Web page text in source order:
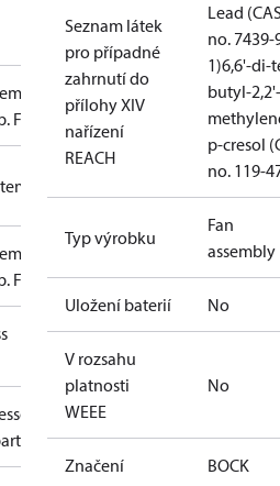
F4
F4
Seznam látek
pro případné
zahrnutí do
přílohy XIV
nařízení
REACH
Lead
no. 7439-
1)6,6'-di-
butyl-2,2'-
p-cresol
no. 119-
Typ výrobku
Fan
assembly
Uložení baterií No
V rozsahu
platnosti
WEEE
No
Značení BOCK